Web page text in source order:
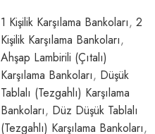
1 Kişilik Karşılama Bankoları, 2
Kişilik Karşılama Bankoları,
Ahşap Lambirili (Çıtalı)
Karşılama Bankoları, Düşük
Tablalı (Tezgahlı) Karşılama
Bankoları, Düz Düşük Tablalı
(Tezgahlı) Karşılama Bankoları,